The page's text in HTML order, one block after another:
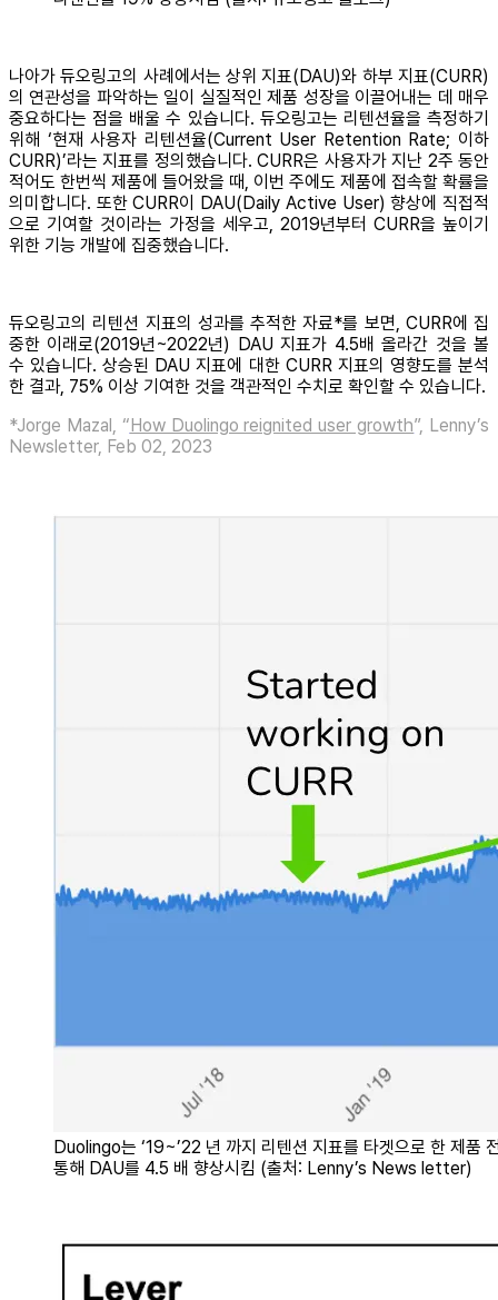
나아가 듀오링고의 사례에서는 상위 지표(DAU)와 하부 지표(CURR)
의 연관성을 파악하는 일이 실질적인 제품 성장을 이끌어내는 데 매우
중요하다는 점을 배울 수 있습니다. 듀오링고는 리텐션율을 측정하기
위해 ‘현재 사용자 리텐션율(Current User Retention Rate; 이하
CURR)’라는 지표를 정의했습니다. CURR은 사용자가 지난 2주 동안
적어도 한번씩 제품에 들어왔을 때, 이번 주에도 제품에 접속할 확률을
의미합니다. 또한 CURR이 DAU(Daily Active User) 향상에 직접적
으로 기여할 것이라는 가정을 세우고, 2019년부터 CURR을 높이기
위한 기능 개발에 집중했습니다.
듀오링고의 리텐션 지표의 성과를 추적한 자료*를 보면, CURR에 집
중한 이래로(2019년~2022년) DAU 지표가 4.5배 올라간 것을 볼
수 있습니다. 상승된 DAU 지표에 대한 CURR 지표의 영향도를 분석
한 결과, 75% 이상 기여한 것을 객관적인 수치로 확인할 수 있습니다.
*Jorge Mazal, “How Duolingo reignited user growth”, Lenny’s
Newsletter, Feb 02, 2023
Duolingo는 ‘19~’22 년 까지 리텐션 지표를 타겟으로 한 제품
통해 DAU를 4.5 배 향상시킴 (출처: Lenny’s News letter)